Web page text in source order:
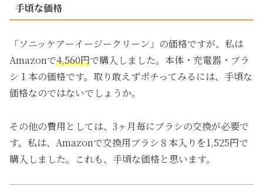
手頃な価格
「ソニッケアーイージークリーン」の価格ですが、私は
Amazonで4,560円で購入しました。本体・充電器・ブラ
シ１本の価格です。取り敢えずポチってみるには、手頃な
価格なのではないでしょうか。
その他の費用としては、3ヶ月毎にブラシの交換が必要で
す。私は、Amazonで交換用ブラシ８本入りを1,525円で
購入しました。これも、手頃な価格と思います。